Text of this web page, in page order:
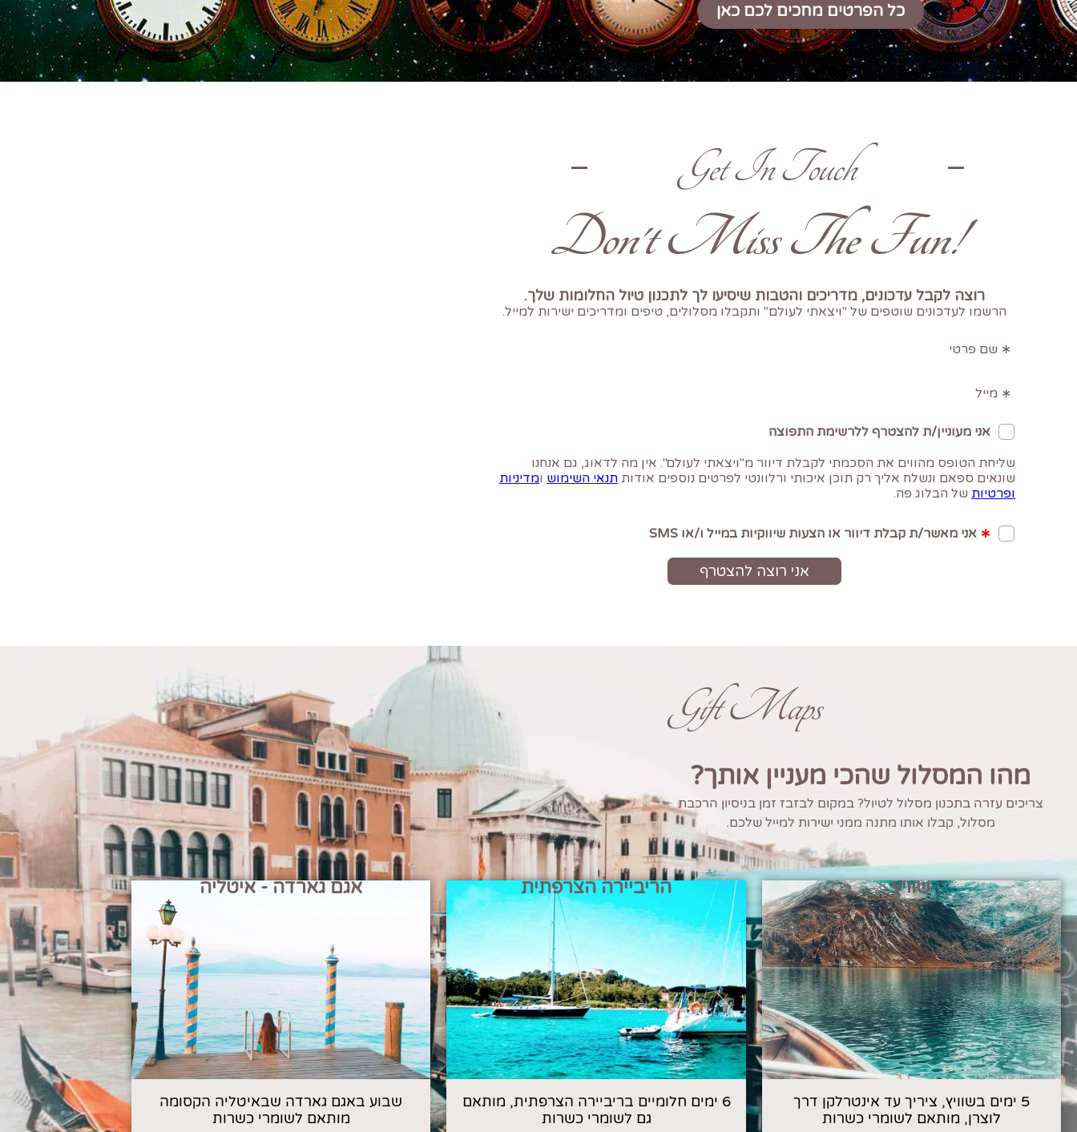
כל הפרטים מחכים לכם כאן
Get In Touch
!Don't Miss The Fun
Gift Maps
מהו המסלול שהכי מעניין אותך?
צריכים עזרה בתכנון מסלול לטיול? במקום לבזבז זמן בניסיון הרכבת
מסלול, קבלו אותו מתנה ממני ישירות למייל שלכם.
שוויץ
5 ימים בשוויץ, ציריך עד אינטרלקן דרך
לוצרן, מותאם לשומרי כשרות
הריביירה הצרפתית
6 ימים חלומיים בריביירה הצרפתית, מותאם
גם לשומרי כשרות
אגם גארדה - איטליה
שבוע באגם גארדה שבאיטליה הקסומה
מותאם לשומרי כשרות